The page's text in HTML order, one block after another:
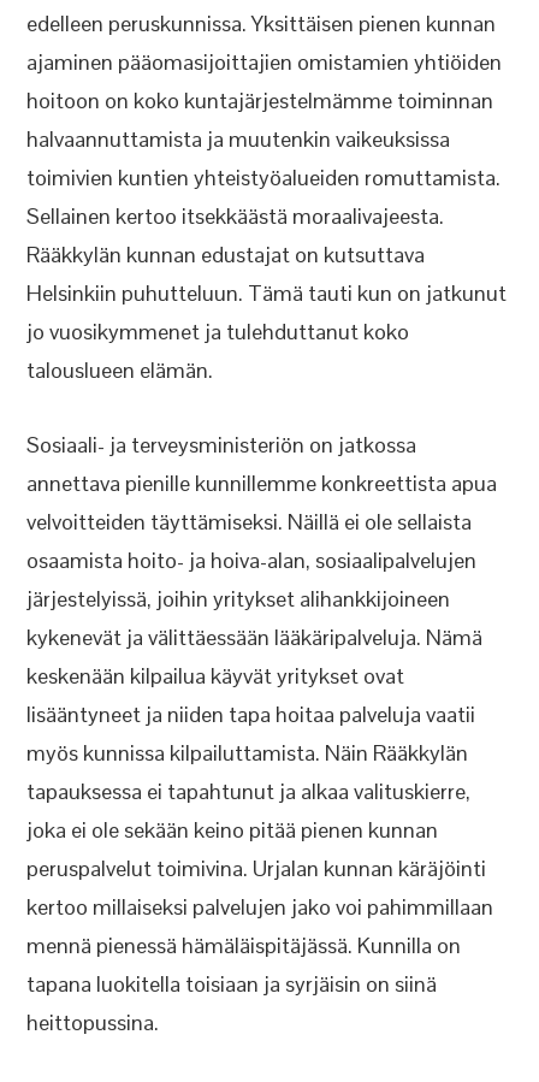
edelleen peruskunnissa. Yksittäisen pienen kunnan
ajaminen pääomasijoittajien omistamien yhtiöiden
hoitoon on koko kuntajärjestelmämme toiminnan
halvaannuttamista ja muutenkin vaikeuksissa
toimivien kuntien yhteistyöalueiden romuttamista.
Sellainen kertoo itsekkäästä moraalivajeesta.
Rääkkylän kunnan edustajat on kutsuttava
Helsinkiin puhutteluun. Tämä tauti kun on jatkunut
jo vuosikymmenet ja tulehduttanut koko
talouslueen elämän.
Sosiaali- ja terveysministeriön on jatkossa
annettava pienille kunnillemme konkreettista apua
velvoitteiden täyttämiseksi. Näillä ei ole sellaista
osaamista hoito- ja hoiva-alan, sosiaalipalvelujen
järjestelyissä, joihin yritykset alihankkijoineen
kykenevät ja välittäessään lääkäripalveluja. Nämä
keskenään kilpailua käyvät yritykset ovat
lisääntyneet ja niiden tapa hoitaa palveluja vaatii
myös kunnissa kilpailuttamista. Näin Rääkkylän
tapauksessa ei tapahtunut ja alkaa valituskierre,
joka ei ole sekään keino pitää pienen kunnan
peruspalvelut toimivina. Urjalan kunnan käräjöinti
kertoo millaiseksi palvelujen jako voi pahimmillaan
mennä pienessä hämäläispitäjässä. Kunnilla on
tapana luokitella toisiaan ja syrjäisin on siinä
heittopussina.